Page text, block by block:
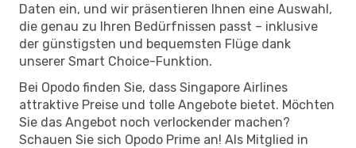
Daten ein, und wir präsentieren Ihnen eine Auswahl,
die genau zu Ihren Bedürfnissen passt – inklusive
der günstigsten und bequemsten Flüge dank
unserer Smart Choice-Funktion.
Bei Opodo finden Sie, dass Singapore Airlines
attraktive Preise und tolle Angebote bietet. Möchten
Sie das Angebot noch verlockender machen?
Schauen Sie sich Opodo Prime an! Als Mitglied in